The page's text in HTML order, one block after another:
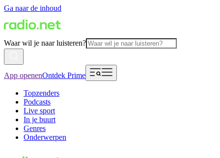
Ga naar de inhoud
Waar wil je naar luisteren?
App openenOntdek Prime
Topzenders
Podcasts
Live sport
In je buurt
Genres
Onderwerpen